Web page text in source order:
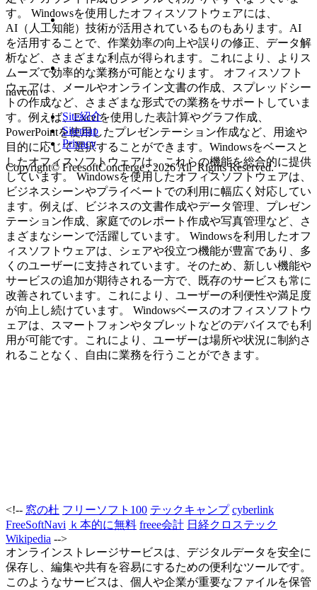
す。 Windowsを使用したオフィスソフトウェアには、
AI（人工知能）技術が活用されているものもあります。AI
を活用することで、作業効率の向上や誤りの修正、データ解
析など、さまざまな利点が得られます。これにより、よりス
ムーズで効率的な業務が可能となります。 オフィスソフト
ウェアは、メールやオンライン文書の作成、スプレッドシー
トの作成など、さまざまな形式での業務をサポートしていま
す。例えば、Excelを使用した表計算やグラフ作成、
PowerPointを使用したプレゼンテーション作成など、用途や
目的に応じて選択することができます。Windowsをベースと
したオフィスソフトウェアは、これらの機能を総合的に提供
しています。 Windowsを使用したオフィスソフトウェアは、
ビジネスシーンやプライベートでの利用に幅広く対応してい
ます。例えば、ビジネスの文書作成やデータ管理、プレゼン
テーション作成、家庭でのレポート作成や写真管理など、さ
まざまなシーンで活躍しています。 Windowsを利用したオフ
ィスソフトウェアは、シェアや役立つ機能が豊富であり、多
くのユーザーに支持されています。そのため、新しい機能や
サービスの追加が期待される一方で、既存のサービスも常に
改善されています。これにより、ユーザーの利便性や満足度
が向上し続けています。 Windowsベースのオフィスソフトウ
ェアは、スマートフォンやタブレットなどのデバイスでも利
用が可能です。これにより、ユーザーは場所や状況に制約さ
れることなく、自由に業務を行うことができます。
<!-- 窓の杜 フリーソフト100 テックキャンプ cyberlink
FreeSoftNavi ｋ本的に無料 freee会計 日経クロステック
Wikipedia -->
オンラインストレージサービスは、デジタルデータを安全に
保存し、編集や共有を容易にするための便利なツールです。
このようなサービスは、個人や企業が重要なファイルを保管
navcon
Site紹介
Sitemap
Privacy
Copyright© FreesoftConcierge , 2026 All Rights Reserved.